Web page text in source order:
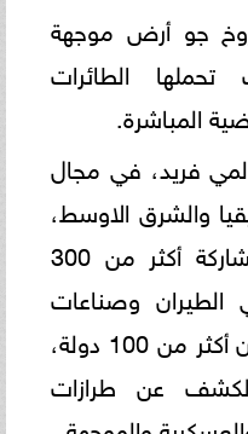
جو أرض موجهة
الطائرات
المباشرة.
فريد، في مجال
والشرق الاوسط،
وتبدأ العروض الجوية بمشاركة أكثر من 300
وصناعات
الفضاء حول العالم، يمثلون أكثر من 100 دولة،
عن طرازات